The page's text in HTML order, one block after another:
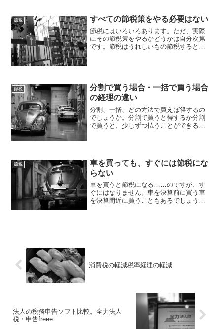
節税 すべての節税策をやる必要はない
節税にはいろいろあります。ただ、実際
にその節税策をやるかどうかは自分次第
です。節税はうれしいもの節税すると、
節税
分割で買う場合・一括で買う場合
の経理の違い
分割、一括、どの方法で買えば得するの
でしょうか。分割で買うと得するか分割
で買うと、少しずつ払うことができるの
節税
車を買っても、すぐには節税にな
らない
車を買うと節税になる……のですが、す
ぐにはなりません。車を決算前に買う車
を決算間近に買うこともあるでしょう。
消費税の軽減税率経理の軽減
法人の税務申告ソフト比較。全力法人
税・申告freee